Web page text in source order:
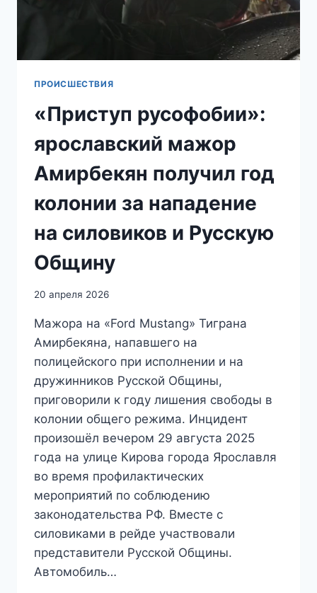
ДТП
В
ПРОИСШЕСТВИЯ
«Приступ русофобии»:
ярославский мажор
Амирбекян получил год
колонии за нападение
на силовиков и Русскую
Общину
20 апреля 2026
Мажора на «Ford Mustang» Тиграна
Амирбекяна, напавшего на
полицейского при исполнении и на
дружинников Русской Общины,
приговорили к году лишения свободы в
колонии общего режима. Инцидент
произошёл вечером 29 августа 2025
года на улице Кирова города Ярославля
во время профилактических
мероприятий по соблюдению
законодательства РФ. Вместе с
силовиками в рейде участвовали
представители Русской Общины.
Автомобиль…